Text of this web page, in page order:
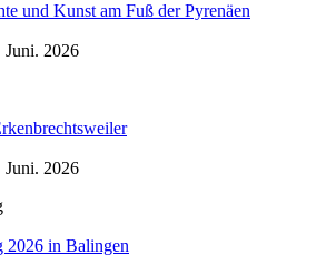
und Kunst am Fuß der Pyrenäen
Juni. 2026
Juni. 2026
2026 in Balingen